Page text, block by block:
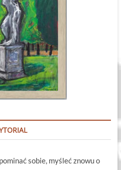
sobie, myśleć znowu o